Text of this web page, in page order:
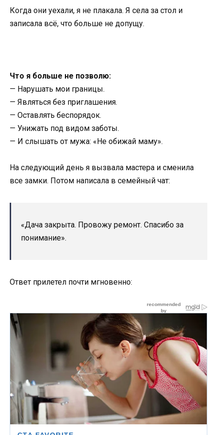
Когда они уехали, я не плакала. Я села за стол и
записала всё, что больше не допущу.
Что я больше не позволю:
— Нарушать мои границы.
— Являться без приглашения.
— Оставлять беспорядок.
— Унижать под видом заботы.
— И слышать от мужа: «Не обижай маму».
На следующий день я вызвала мастера и сменила
все замки. Потом написала в семейный чат:
«Дача закрыта. Провожу ремонт. Спасибо за
понимание».
Ответ прилетел почти мгновенно: